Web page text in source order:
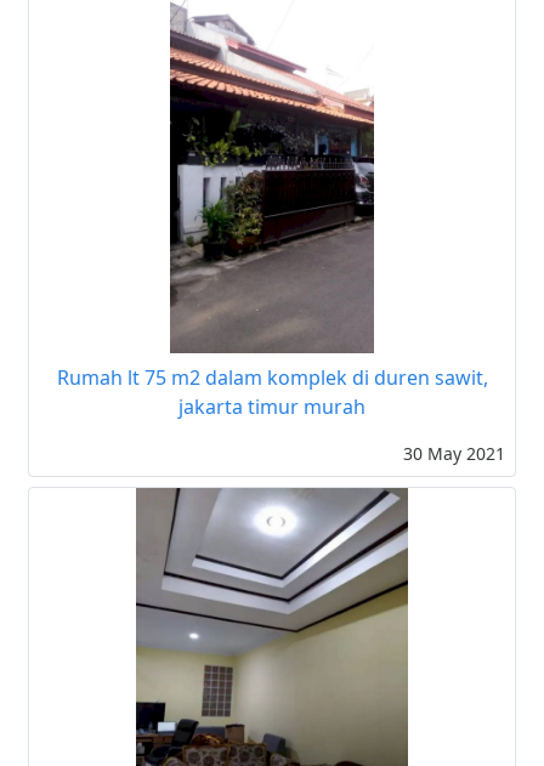
Rumah lt 75 m2 dalam komplek di duren sawit,
jakarta timur murah
30 May 2021